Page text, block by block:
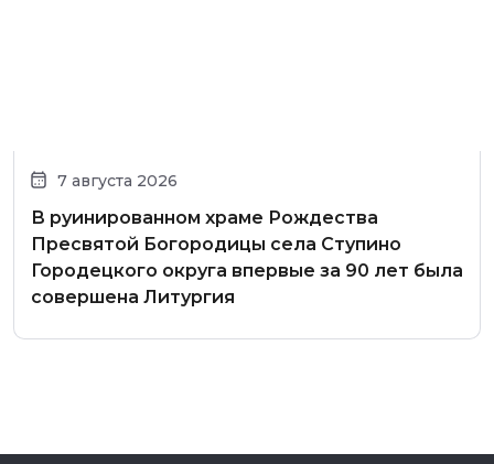
7 августа 2026
В руинированном храме Рождества
Пресвятой Богородицы села Ступино
Городецкого округа впервые за 90 лет была
совершена Литургия